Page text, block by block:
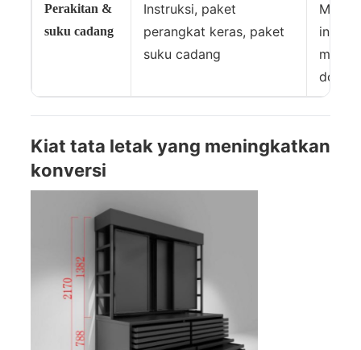
Perakitan &
suku cadang
Instruksi, paket
perangkat keras, paket
suku cadang
Kiat tata letak yang meningkatkan
konversi